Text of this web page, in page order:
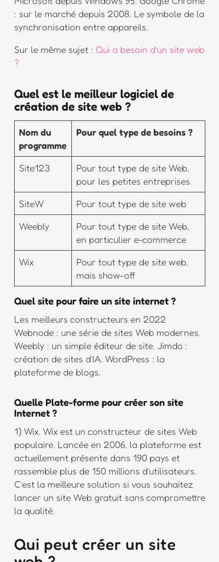
: sur le marché depuis 2008. Le symbole de la
synchronisation entre appareils.
Sur le même sujet : Qui a besoin d’un site web
?
Quel est le meilleur logiciel de
création de site web ?
Nom du
programme
Pour quel type de besoins ?
Site123
Pour tout type de site Web,
pour les petites entreprises
SiteW
Pour tout type de site web
Weebly
Pour tout type de site Web,
en particulier e-commerce
Wix
Pour tout type de site web,
mais show-off
Quel site pour faire un site internet ?
Les meilleurs constructeurs en 2022
Webnode : une série de sites Web modernes.
Weebly : un simple éditeur de site. Jimdo :
création de sites d’IA. WordPress : la
plateforme de blogs.
Quelle Plate-forme pour créer son site
Internet ?
1) Wix. Wix est un constructeur de sites Web
populaire. Lancée en 2006, la plateforme est
actuellement présente dans 190 pays et
rassemble plus de 150 millions d’utilisateurs.
C’est la meilleure solution si vous souhaitez
lancer un site Web gratuit sans compromettre
la qualité.
Qui peut créer un site